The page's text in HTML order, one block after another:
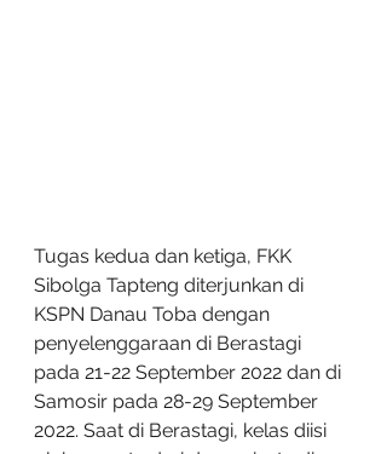
Tugas kedua dan ketiga, FKK
Sibolga Tapteng diterjunkan di
KSPN Danau Toba dengan
penyelenggaraan di Berastagi
pada 21-22 September 2022 dan di
Samosir pada 28-29 September
2022. Saat di Berastagi, kelas diisi